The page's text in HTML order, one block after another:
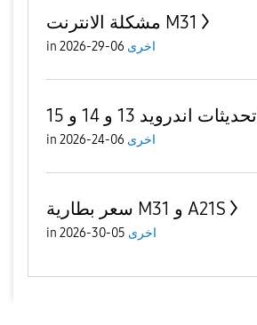
مشكلة الانترنت M31
in اخرى 06-29-2026
تحديثات اندرويد 13 و 14 و 15
in اخرى 06-24-2026
سعر بطارية M31 و A21S
in اخرى 05-30-2026